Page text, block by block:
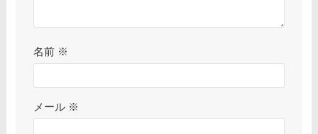
名前 ※
メール ※